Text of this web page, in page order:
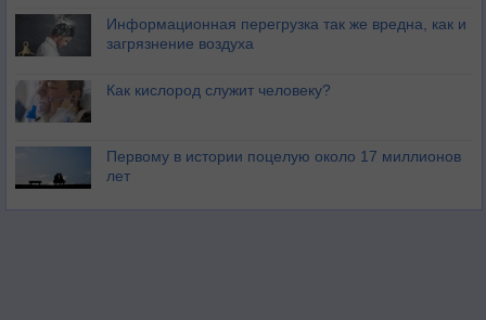
Информационная перегрузка так же вредна, как и
загрязнение воздуха
Как кислород служит человеку?
Первому в истории поцелую около 17 миллионов
лет